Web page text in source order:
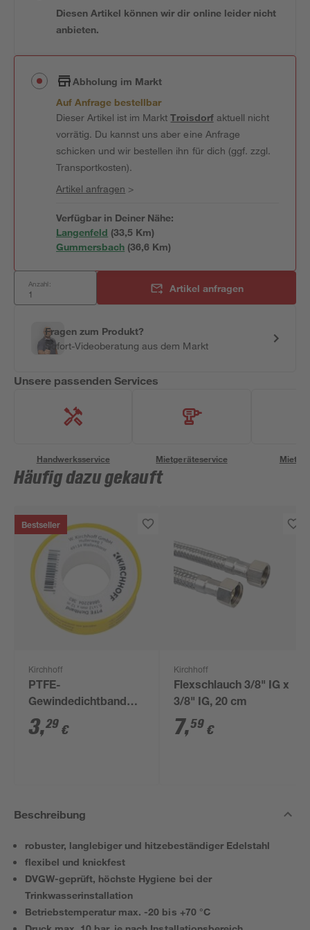
Diesen Artikel können wir dir online leider nicht
anbieten.
Abholung im Markt
Auf Anfrage bestellbar
Dieser Artikel ist im MarktTroisdorfaktuell nicht
vorrätig. Du kannst uns aber eine Anfrage
schicken und wir bestellen ihn für dich (ggf. zzgl.
Transportkosten).
Artikel anfragen >
Verfügbar in Deiner Nähe:
Langenfeld (33,5 Km)
Gummersbach (36,6 Km)
Anzahl: Artikel anfragen
Fragen zum Produkt?
Sofort-Videoberatung aus dem Markt
Unsere passenden Services
Handwerksservice Mietgeräteservice
Häufig dazu gekauft
Bestseller
Kirchhoff
PTFE-
Gewindedichtband
0,1 x 12 mm x 12 m
3,29 €
Kirchhoff
Flexschlauch 3/8" IG x
3/8" IG, 20 cm
7,59 €
Beschreibung
robuster, langlebiger und hitzebeständiger Edelstahl
flexibel und knickfest
DVGW-geprüft, höchste Hygiene bei der
Trinkwasserinstallation
Betriebstemperatur max. -20 bis +70 °C